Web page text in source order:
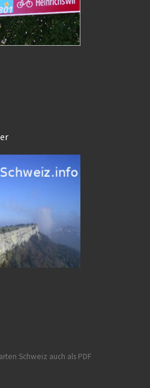
Schweiz auch als PDF